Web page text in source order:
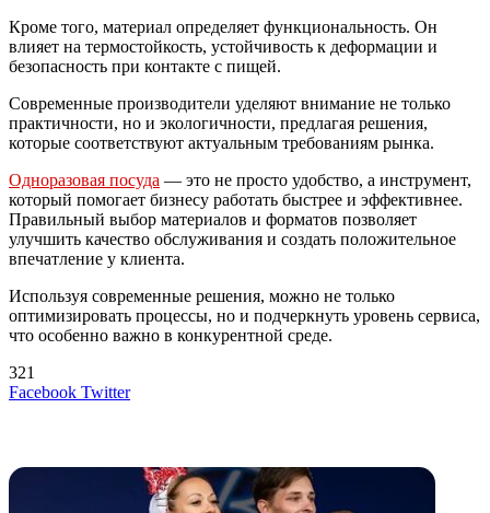
Кроме того, материал определяет функциональность. Он
влияет на термостойкость, устойчивость к деформации и
безопасность при контакте с пищей.
Современные производители уделяют внимание не только
практичности, но и экологичности, предлагая решения,
которые соответствуют актуальным требованиям рынка.
Одноразовая посуда — это не просто удобство, а инструмент,
который помогает бизнесу работать быстрее и эффективнее.
Правильный выбор материалов и форматов позволяет
улучшить качество обслуживания и создать положительное
впечатление у клиента.
Используя современные решения, можно не только
оптимизировать процессы, но и подчеркнуть уровень сервиса,
что особенно важно в конкурентной среде.
321
Facebook TwitterLinkedIn
Tumblr
Reddit
Вконтакте
Одноклассники
Skype
Messenger
Messenger
WhatsApp
Telegram
Viber
Line
Поделиться
Печатать